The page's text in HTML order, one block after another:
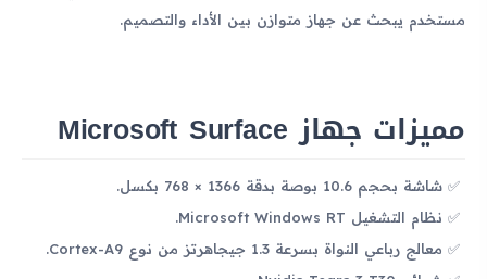
مستخدم يبحث عن جهاز متوازن بين الأداء والتصميم.
مميزات جهاز Microsoft Surface
شاشة بحجم 10.6 بوصة بدقة 1366 × 768 بكسل.
نظام التشغيل Microsoft Windows RT.
معالج رباعي النواة بسرعة 1.3 جيجاهرتز من نوع Cortex-A9.